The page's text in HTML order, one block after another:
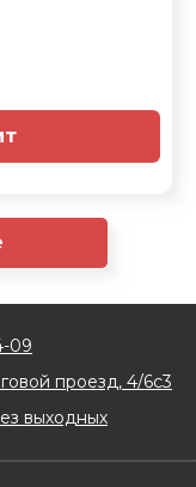
09
проезд, 4/6с3
выходных